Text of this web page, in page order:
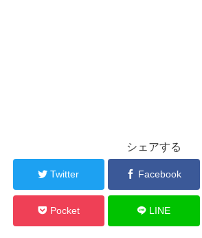
シェアする
Twitter Facebook
Pocket LINE